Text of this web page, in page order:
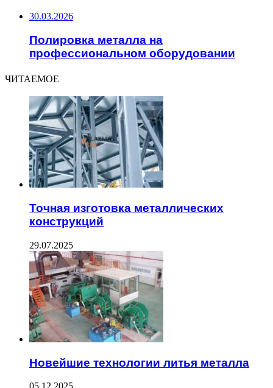
30.03.2026
Полировка металла на
профессиональном оборудовании
ЧИТАЕМОЕ
Точная изготовка металлических
конструкций
29.07.2025
Новейшие технологии литья металла